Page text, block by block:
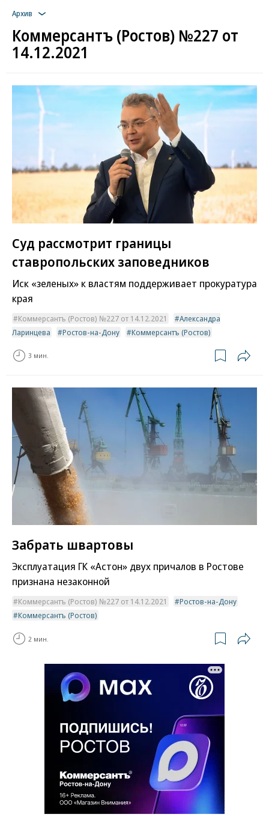
Архив
Коммерсантъ (Ростов) №227 от
14.12.2021
Суд рассмотрит границы
ставропольских заповедников
Иск «зеленых» к властям поддерживает прокуратура
края
Коммерсантъ (Ростов) №227 от 14.12.2021
Александра
Ларинцева
Ростов-на-Дону Коммерсантъ (Ростов)
3 мин.
Забрать швартовы
Эксплуатация ГК «Астон» двух причалов в Ростове
признана незаконной
Коммерсантъ (Ростов) №227 от 14.12.2021
Ростов-на-Дону
Коммерсантъ (Ростов)
2 мин.